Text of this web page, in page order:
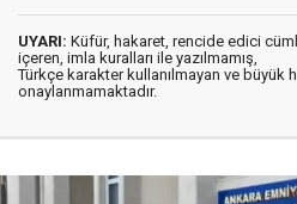
UYARI: Küfür, hakaret, rencide edici
içeren, imla kuralları ile yazılmamış,
Türkçe karakter kullanılmayan ve büyük
onaylanmamaktadır.